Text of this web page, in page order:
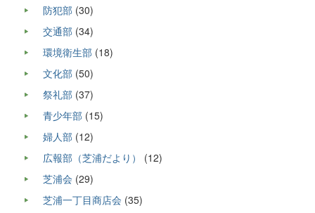
防犯部 (30)
交通部 (34)
環境衛生部 (18)
文化部 (50)
祭礼部 (37)
青少年部 (15)
婦人部 (12)
広報部（芝浦だより）
(12)
芝浦会 (29)
芝浦一丁目商店会 (35)